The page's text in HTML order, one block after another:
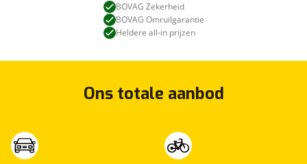
BOVAG Zekerheid
BOVAG Omruilgarantie
Heldere all-in prijzen
Ons totale aanbod